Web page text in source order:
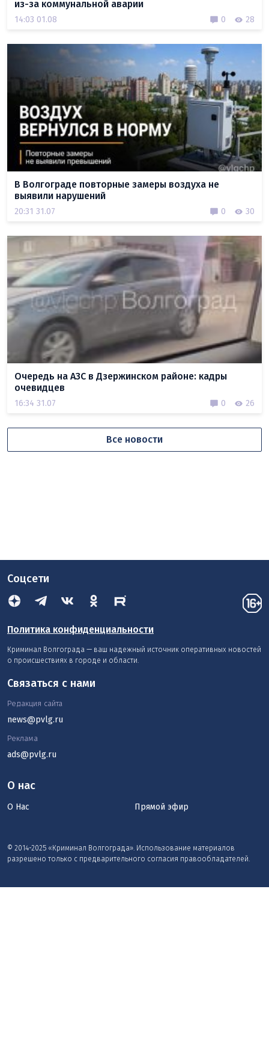
из-за коммунальной аварии
14:03 01.08 0 28
В Волгограде повторные замеры воздуха не
выявили нарушений
20:31 31.07 0 30
Очередь на АЗС в Дзержинском районе: кадры
очевидцев
16:34 31.07 0 26
Все новости
Соцсети
Политика конфиденциальности
Криминал Волгограда — ваш надежный источник оперативных новостей
о происшествиях в городе и области.
О нас
О Нас Прямой эфир
© 2014-2025 «Криминал Волгограда». Использование материалов
разрешено только с предварительного согласия правообладателей.
Связаться с нами
Редакция сайта
news@pvlg.ru
Реклама
ads@pvlg.ru